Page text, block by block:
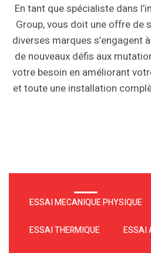
En tant que spécialiste dans
Group, vous doit une offre de
diverses marques s’engagent
de nouveaux défis aux
votre besoin en améliorant
et toute une installation
ESSAI MECANIQUE PHYSIQUE
ESSAI THERMIQUE ESSAI